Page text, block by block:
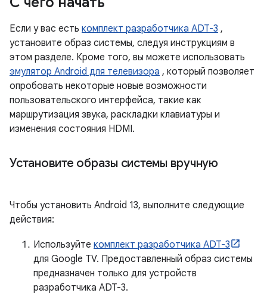
Если у вас есть комплект разработчика ADT-3 ,
установите образ системы, следуя инструкциям в
этом разделе. Кроме того, вы можете использовать
эмулятор Android для телевизора , который позволяет
опробовать некоторые новые возможности
пользовательского интерфейса, такие как
маршрутизация звука, раскладки клавиатуры и
изменения состояния HDMI.
Установите образы системы вручную
Чтобы установить Android 13, выполните следующие
действия:
Используйте комплект разработчика ADT-3
для Google TV. Предоставленный образ системы
предназначен только для устройств
разработчика ADT-3.